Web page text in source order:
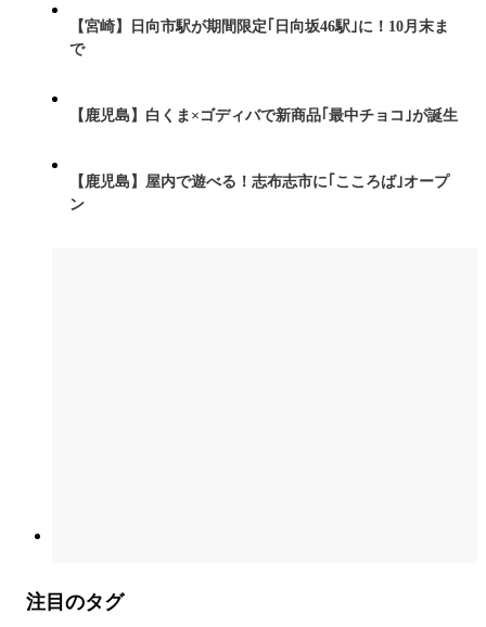
【宮崎】日向市駅が期間限定｢日向坂46駅｣に！10月末ま
で
【鹿児島】白くま×ゴディバで新商品｢最中チョコ｣が誕生
【鹿児島】屋内で遊べる！志布志市に｢こころば｣オープ
ン
注目のタグ